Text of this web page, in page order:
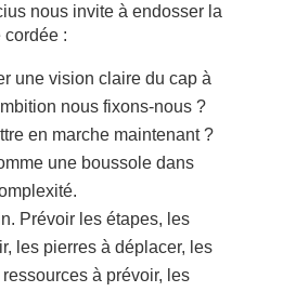
nous invite à endosser la
cordée :
une vision claire du cap à
nous fixons-nous ?
en marche maintenant ?
une boussole dans
Prévoir les étapes, les
les pierres à déplacer, les
à prévoir, les